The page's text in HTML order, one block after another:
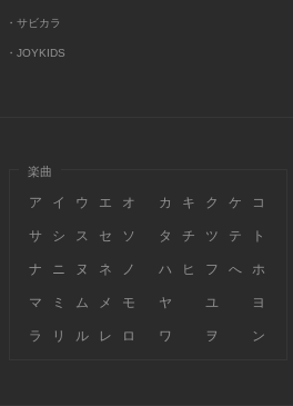
・サビカラ
・JOYKIDS
楽曲
ア イ ウ エ オ カ キ ク ケ コ
サ シ ス セ ソ タ チ ツ テ ト
ナ ニ ヌ ネ ノ ハ ヒ フ へ ホ
マ ミ ム メ モ ヤ ユ ヨ
ラ リ ル レ ロ ワ ヲ ン